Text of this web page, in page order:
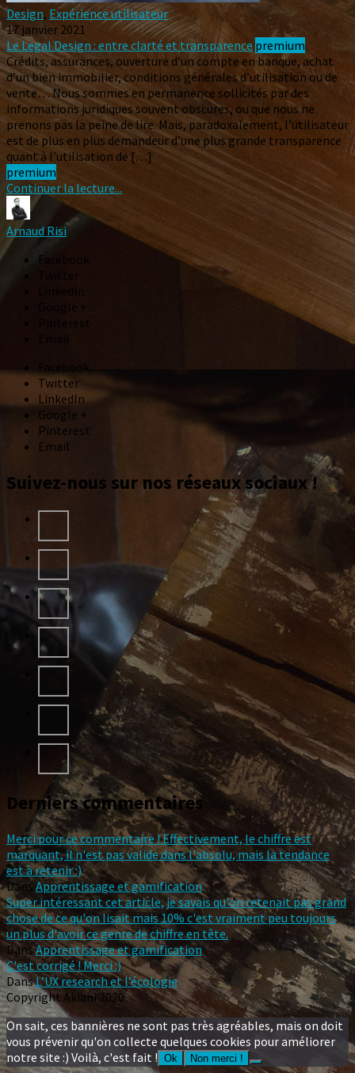
Design, Expérience utilisateur
17 janvier 2021
Le Legal Design : entre clarté et transparence premium
Crédits, assurances, ouverture d’un compte en banque, achat
d’un bien immobilier, conditions générales d’utilisation ou de
vente… Nous sommes en permanence sollicités par des
informations juridiques souvent obscures, ou que nous ne
prenons pas la peine de lire. Mais, paradoxalement, l’utilisateur
est de plus en plus demandeur d’une plus grande transparence
quant à l’utilisation de […]
premium
Continuer la lecture...
Arnaud Risi
Facebook
Twitter
LinkedIn
Google +
Pinterest
Email
Facebook
Twitter
LinkedIn
Google +
Pinterest
Email
Suivez-nous sur nos réseaux sociaux !
Derniers commentaires
Merci pour ce commentaire ! Effectivement, le chiffre est
marquant, il n'est pas valide dans l'absolu, mais la tendance
est à retenir :)
DansApprentissage et gamification
Super intéressant cet article, je savais qu'on retenait pas grand
chose de ce qu'on lisait mais 10% c'est vraiment peu toujours
un plus d'avoir ce genre de chiffre en tête.
DansApprentissage et gamification
C'est corrigé ! Merci :)
DansL’UX research et l’écologie
Copyright Akiani 2020
On sait, ces bannières ne sont pas très agréables, mais on doit
vous prévenir qu'on collecte quelques cookies pour améliorer
notre site :) Voilà, c'est fait ! Ok Non merci !